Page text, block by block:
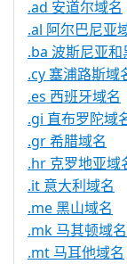
.ad 安道尔域名
.al 阿尔巴尼亚
.ba 波斯尼亚
.cy 塞浦路斯域
.es 西班牙域名
.gi 直布罗陀域
.gr 希腊域名
.hr 克罗地亚域
.it 意大利域名
.me 黑山域名
.mk 马其顿域名
.mt 马耳他域名